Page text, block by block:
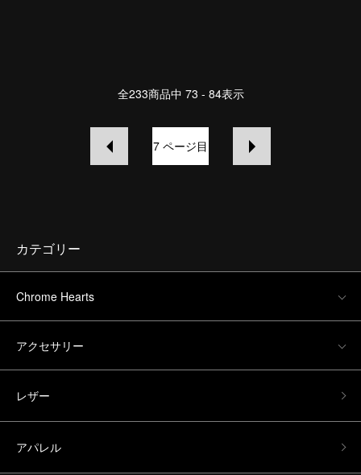
全233商品中 73 - 84表示
7 ページ目
カテゴリー
Chrome Hearts
アクセサリー
レザー
アパレル